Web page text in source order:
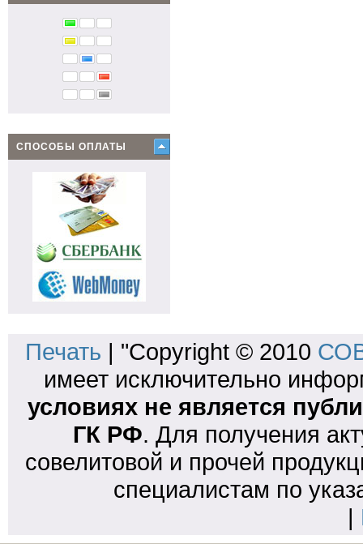
СПОСОБЫ ОПЛАТЫ
Печать | "Copyright © 2010
имеет исключительно
условиях не является
ГК РФ. Для получения
совелитовой и прочей
специалистам по
|